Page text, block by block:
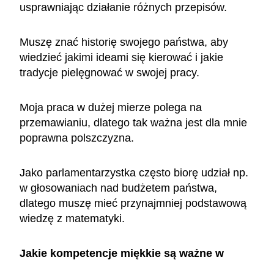
usprawniając działanie różnych przepisów.
Muszę znać historię swojego państwa, aby
wiedzieć jakimi ideami się kierować i jakie
tradycje pielęgnować w swojej pracy.
Moja praca w dużej mierze polega na
przemawianiu, dlatego tak ważna jest dla mnie
poprawna polszczyzna.
Jako parlamentarzystka często biorę udział np.
w głosowaniach nad budżetem państwa,
dlatego muszę mieć przynajmniej podstawową
wiedzę z matematyki.
Jakie kompetencje miękkie są ważne w